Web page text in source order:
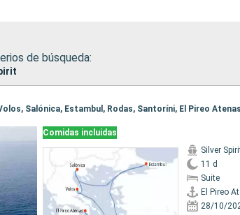
de búsqueda:
Comidas incluidas
Silver
11 d
Suite
El Pireo
28/10/